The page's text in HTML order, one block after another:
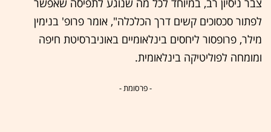
צבר ניסיון רב, במיוחד לכל מה שנוגע לתפיסה שאפשר
לפתור סכסוכים קשים דרך הכלכלה", אומר פרופ' בנימין
מילר, פרופסור ליחסים בינלאומיים באוניברסיטת חיפה
ומומחה לפוליטיקה בינלאומית.
- פרסומת -